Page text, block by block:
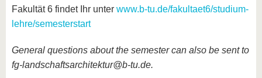
Fakultät 6 findet Ihr unter www.b-tu.de/fakultaet6/studium-
lehre/semesterstart
General questions about the semester can also be sent to
fg-landschaftsarchitektur@b-tu.de.